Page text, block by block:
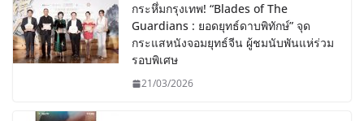
กระหึ่มกรุงเทพ! “Blades of The
Guardians : ยอดยุทธ์ดาบพิทักษ์” จุด
กระแสหนังจอมยุทธ์จีน ผู้ชมนับพันแห่ร่วม
รอบพิเศษ
21/03/2026